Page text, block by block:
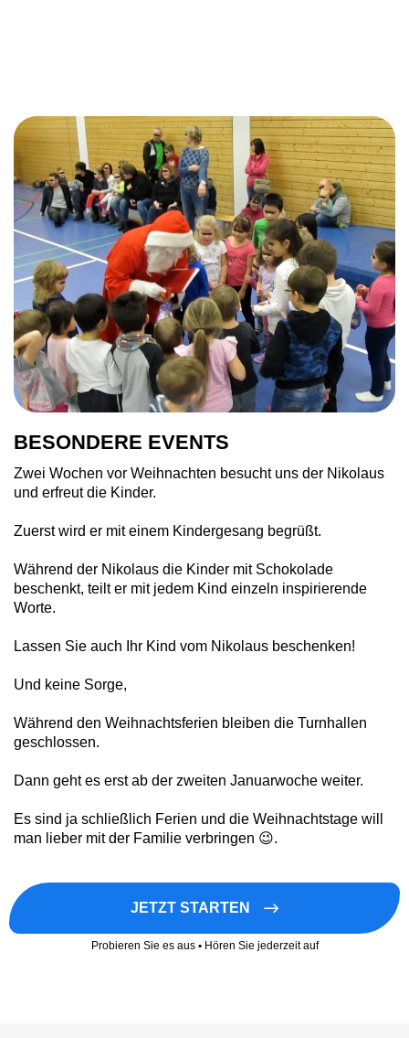
BESONDERE EVENTS
Zwei Wochen vor Weihnachten besucht uns der Nikolaus
und erfreut die Kinder.
Zuerst wird er mit einem Kindergesang begrüßt.
Während der Nikolaus die Kinder mit Schokolade
beschenkt, teilt er mit jedem Kind einzeln inspirierende
Worte.
Lassen Sie auch Ihr Kind vom Nikolaus beschenken!
Und keine Sorge,
Während den Weihnachtsferien bleiben die Turnhallen
geschlossen.
Dann geht es erst ab der zweiten Januarwoche weiter.
Es sind ja schließlich Ferien und die Weihnachtstage will
man lieber mit der Familie verbringen 😉.
JETZT STARTEN
Probieren Sie es aus •Hören Sie jederzeit auf